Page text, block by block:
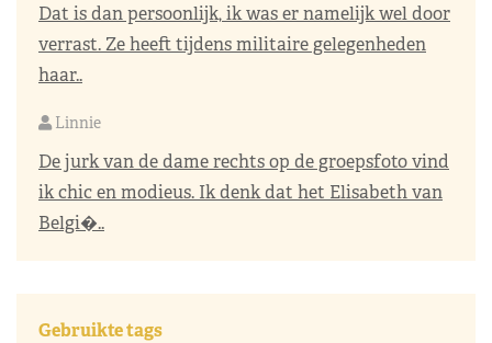
Dat is dan persoonlijk, ik was er namelijk wel door
verrast. Ze heeft tijdens militaire gelegenheden
haar..
Linnie
De jurk van de dame rechts op de groepsfoto vind
ik chic en modieus. Ik denk dat het Elisabeth van
Belgi�..
Gebruikte tags